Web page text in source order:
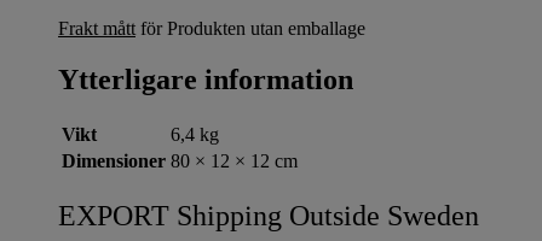
Frakt mått för Produkten utan emballage
Ytterligare information
Vikt
6,4 kg
Dimensioner 80 × 12 × 12 cm
EXPORT Shipping Outside Sweden